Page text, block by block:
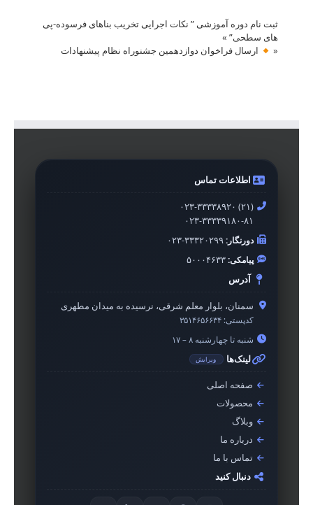
ثبت نام دوره آموزشی ” نکات اجرایی تخریب بناهای فرسوده-پی
های سطحی” »
«
ارسال فراخوان دوازدهمین جشنوراه نظام پیشنهادات
اطلاعات تماس
۰۲۳-۳۳۳۳۸۹۲۰ (۲۱)
۰۲۳-۳۳۳۳۹۱۸۰-۸۱
دورنگار:۰۲۳-۳۳۳۲۰۲۹۹
پیامکی:۵۰۰۰۴۶۳۳
آدرس
سمنان، بلوار معلم شرقی، نرسیده به میدان مطهری
کدپستی: ۳۵۱۴۶۵۶۶۳۴
شنبه تا چهارشنبه ۸ – ۱۷
لینک‌ها ویرایش
صفحه اصلی
محصولات
وبلاگ
درباره ما
تماس با ما
دنبال کنید